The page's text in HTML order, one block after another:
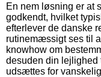
En nem løsning er at
godkendt, hvilket
efterlever de danske
rutinemæssigt ses til
knowhow om
desuden din lejlighed
udsættes for